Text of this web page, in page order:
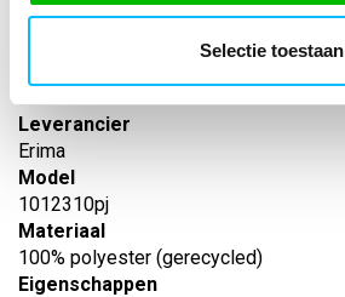
Selectie toestaan
Artikelnummer
Leverancier
Erima
Model
1012310pj
Materiaal
100% polyester (gerecycled)
Eigenschappen